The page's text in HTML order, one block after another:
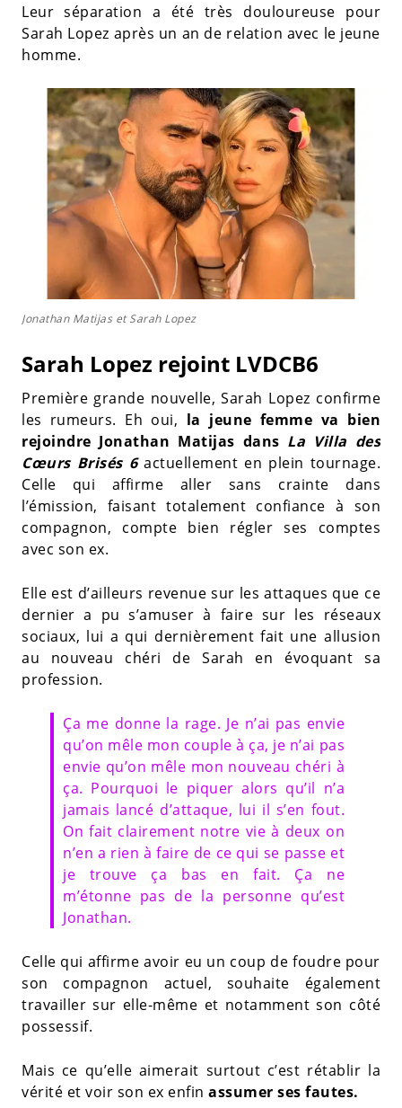
Leur séparation a été très douloureuse pour
Sarah Lopez après un an de relation avec le jeune
homme.
Jonathan Matijas et Sarah Lopez
Sarah Lopez rejoint LVDCB6
Première grande nouvelle, Sarah Lopez confirme
les rumeurs. Eh oui, la jeune femme va bien
rejoindre Jonathan Matijas dans La Villa des
Cœurs Brisés 6actuellement en plein tournage.
Celle qui affirme aller sans crainte dans
l’émission, faisant totalement confiance à son
compagnon, compte bien régler ses comptes
avec son ex.
Elle est d’ailleurs revenue sur les attaques que ce
dernier a pu s’amuser à faire sur les réseaux
sociaux, lui a qui dernièrement fait une allusion
au nouveau chéri de Sarah en évoquant sa
profession.
Ça me donne la rage. Je n’ai pas envie
qu’on mêle mon couple à ça, je n’ai pas
envie qu’on mêle mon nouveau chéri à
ça. Pourquoi le piquer alors qu’il n’a
jamais lancé d’attaque, lui il s’en fout.
On fait clairement notre vie à deux on
n’en a rien à faire de ce qui se passe et
je trouve ça bas en fait. Ça ne
m’étonne pas de la personne qu’est
Jonathan.
Celle qui affirme avoir eu un coup de foudre pour
son compagnon actuel, souhaite également
travailler sur elle-même et notamment son côté
possessif.
Mais ce qu’elle aimerait surtout c’est rétablir la
vérité et voir son ex enfin assumer ses fautes.